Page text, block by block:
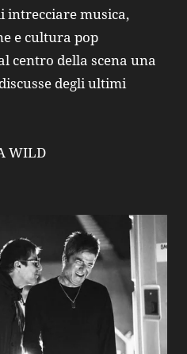
intrecciare musica,
e cultura pop
centro della scena una
degli ultimi
WILD